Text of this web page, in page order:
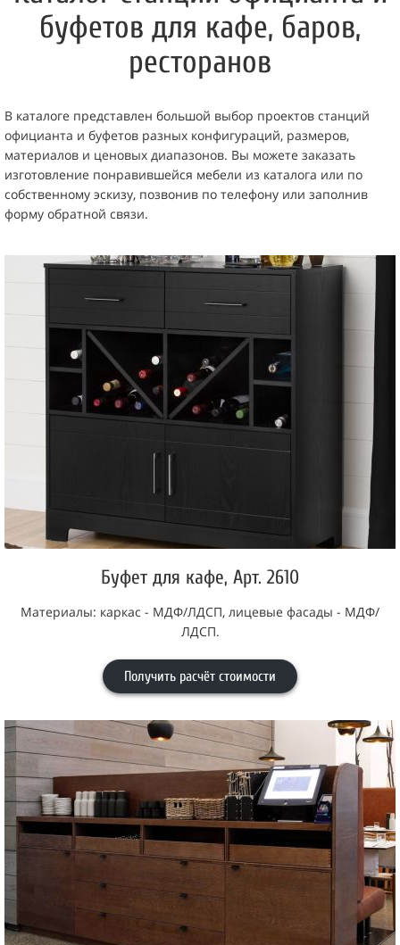
буфетов для кафе, баров,
ресторанов
В каталоге представлен большой выбор проектов станций
официанта и буфетов разных конфигураций, размеров,
материалов и ценовых диапазонов. Вы можете заказать
изготовление понравившейся мебели из каталога или по
собственному эскизу, позвонив по телефону или заполнив
форму обратной связи.
Буфет для кафе, Арт. 2610
Материалы: каркас - МДФ/ЛДСП, лицевые фасады - МДФ/
ЛДСП.
Получить расчёт стоимости